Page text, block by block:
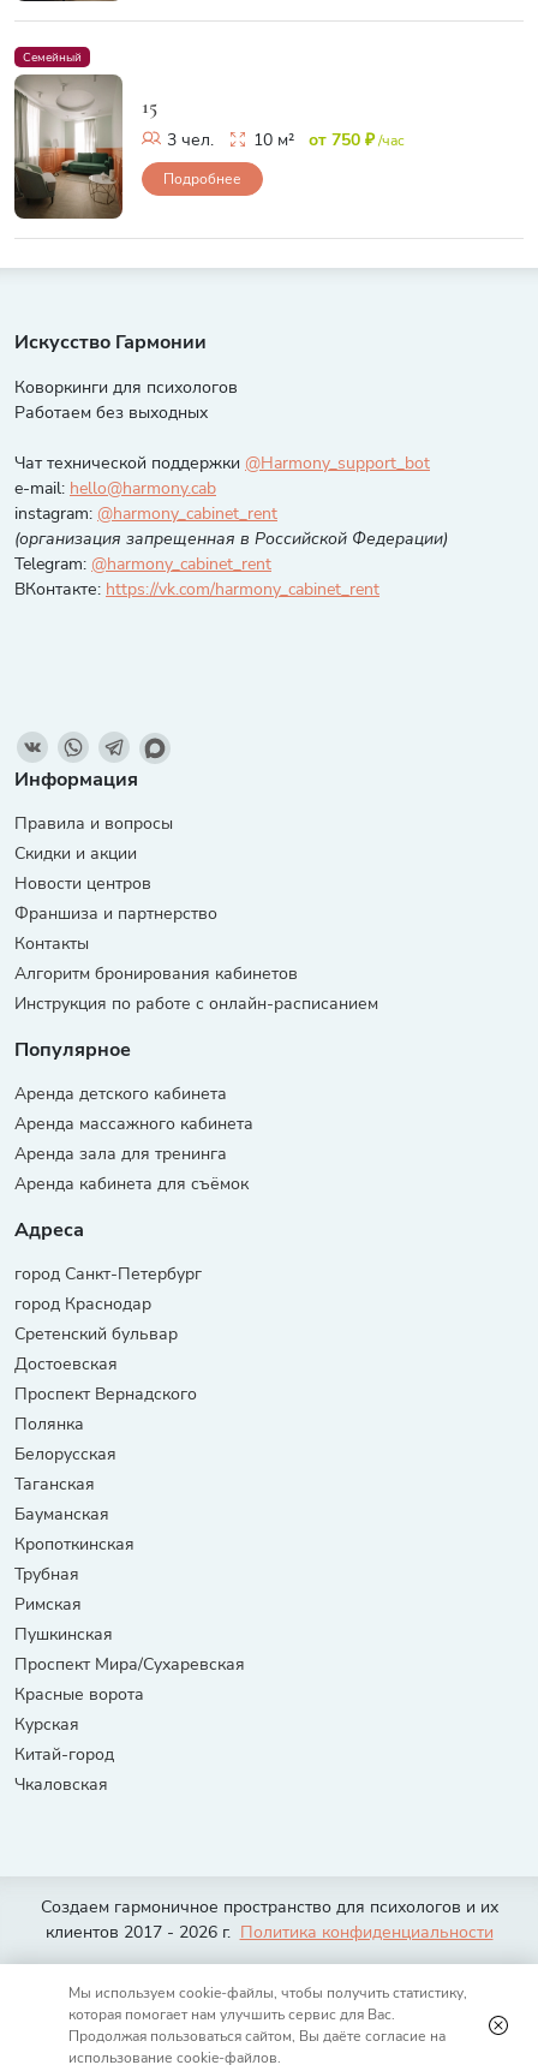
Семейный
15
3 чел. 10 м² от 750 ₽/час
Подробнее
Искусство Гармонии
Коворкинги для психологов
Работаем без выходных
Чат технической поддержки @Harmony_support_bot
e-mail: hello@harmony.cab
instagram: @harmony_cabinet_rent
(организация запрещенная в Российской Федерации)
Telegram: @harmony_cabinet_rent
ВКонтакте: https://vk.com/harmony_cabinet_rent
Информация
Правила и вопросы
Скидки и акции
Новости центров
Франшиза и партнерство
Контакты
Алгоритм бронирования кабинетов
Инструкция по работе с онлайн-расписанием
Популярное
Аренда детского кабинета
Аренда массажного кабинета
Аренда зала для тренинга
Аренда кабинета для съёмок
Адреса
город Санкт-Петербург
город Краснодар
Сретенский бульвар
Достоевская
Проспект Вернадского
Полянка
Белорусская
Таганская
Бауманская
Кропоткинская
Трубная
Римская
Пушкинская
Проспект Мира/Сухаревская
Красные ворота
Курская
Китай-город
Чкаловская
Создаем гармоничное пространство для психологов и их
клиентов 2017 - 2026 г. Политика конфиденциальности
Нижний Новгород Новосибирск Омск
Ростов-на-Дону
Самара
Уфа Челябинск Красноярск Краснодар
Воронеж
Пермь
Саратов
Мы используем cookie-файлы, чтобы получить статистику,
которая помогает нам улучшить сервис для Вас.
Продолжая пользоваться сайтом, Вы даёте согласие на
использование cookie-файлов.